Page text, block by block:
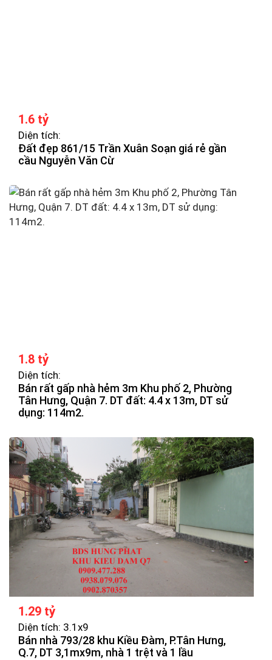
1.6 tỷ
Diện tích:
Đất đẹp 861/15 Trần Xuân Soạn giá rẻ gần
cầu Nguyễn Văn Cừ
1.8 tỷ
Diện tích:
Bán rất gấp nhà hẻm 3m Khu phố 2, Phường
Tân Hưng, Quận 7. DT đất: 4.4 x 13m, DT sử
dụng: 114m2.
1.29 tỷ
Diện tích: 3.1x9
Bán nhà 793/28 khu Kiều Đàm, P.Tân Hưng,
Q.7, DT 3,1mx9m, nhà 1 trệt và 1 lầu